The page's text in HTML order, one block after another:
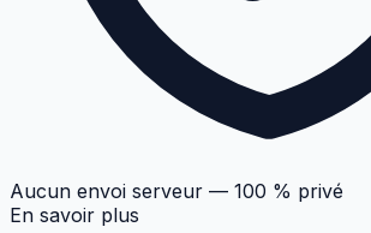
Aucun envoi serveur — 100 % privé
En savoir plus